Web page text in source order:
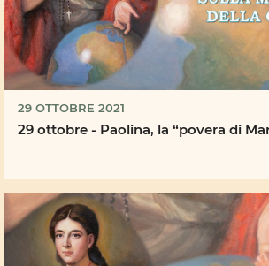
29 OTTOBRE 2021
29 ottobre - Paolina, la “povera di